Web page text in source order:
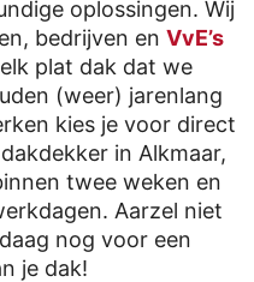
oplossingen. Wij
bedrijven en VvE’s
plat dak dat we
(weer) jarenlang
kies je voor direct
in Alkmaar,
twee weken en
Aarzel niet
nog voor een
je dak!